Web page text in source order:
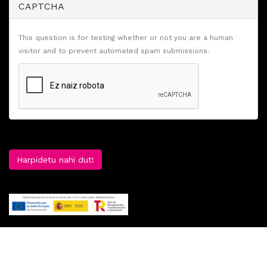
CAPTCHA
This question is for testing whether or not you are a human
visitor and to prevent automated spam submissions.
Harpidetu nahi dut!